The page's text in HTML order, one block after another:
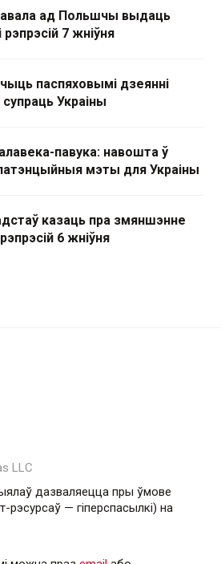
ад Польшчы выдаць
рэпрэсій 7 жніўня
паспяховымі дзеянні
супраць Украіны
павука: навошта ў
мэты для Украіны
казаць пра змяншэнне
6 жніўня
LLC
дазваляецца пры ўмове
рэсурсаў — гiперспасылкi) на